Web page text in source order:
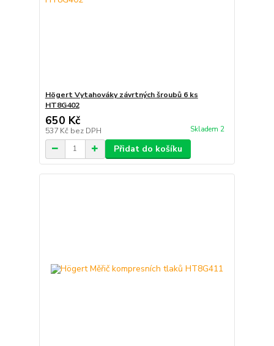
Högert Vytahováky závrtných šroubů 6 ks
HT8G402
650 Kč
537 Kč bez DPH Skladem 2
Přidat do košíku